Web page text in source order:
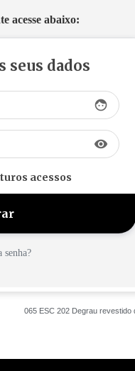
acesse abaixo:
seus dados
face
visibility
acessos
senha?
065 ESC 202 Degrau